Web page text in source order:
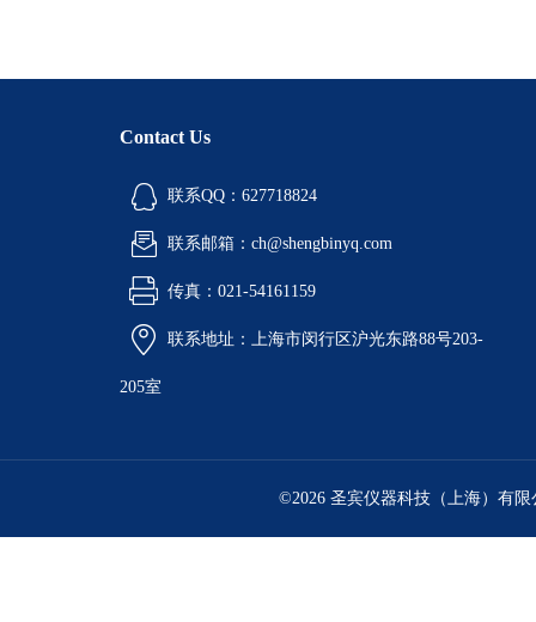
Contact Us
联系QQ：627718824
联系邮箱：ch@shengbinyq.com
传真：021-54161159
联系地址：上海市闵行区沪光东路88号203-
205室
©2026 圣宾仪器科技（上海）有